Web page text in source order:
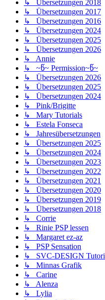
↳ Übersetzungen 2018
↳ Übersetzungen 2017
↳ Übersetzungen 2016
↳ Übersetzungen 2024
↳ Übersetzungen 2025
↳ Übersetzungen 2026
↳ Annie
↳ ~წ~ Permission~წ~
↳ Übersetzungen 2026
↳ Übersetzungen 2025
↳ Übersetzungen 2024
↳ Pink/Brigitte
↳ Mary Tutorials
↳ Estela Fonseca
↳ Jahresübersetzungen
↳ Übersetzungen 2025
↳ Übersetzungen 2024
↳ Übersetzungen 2023
↳ Übersetzungen 2022
↳ Übersetzungen 2021
↳ Übersetzungen 2020
↳ Übersetzungen 2019
↳ Übersetzungen 2018
↳ Corrie
↳ Rinie PSP lessen
↳ Margaret ez-az
↳ PSP Sensation
↳ SVC-DESIGN
↳ Minnas Grafik
↳ Carine
↳ Alenza
↳ Lylia